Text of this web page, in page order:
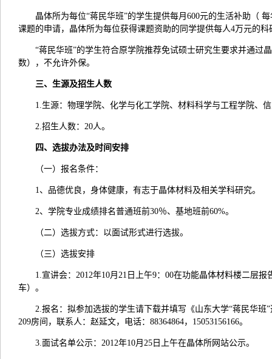
晶体所为每位“蒋民华班”的学生提供每月600元的生活补助（
课题的申请，晶体所为每位获得课题资助的同学提供每人4万元的
“蒋民华班”的学生符合原学院推荐免试硕士研究生要求并通过
数），不允许外保。
三、生源及招生人数
1.生源：物理学院、化学与化工学院、材料科学与工程学院、
2.招生人数：20人。
四、选拔办法及时间安排
（一）报名条件：
1、品德优良，身体健康，有志于晶体材料及相关学科研究。
2、学院专业成绩排名普通班前30％、基地班前60%。
（二）选拔方式：以面试形式进行选拔。
（三）选拔安排
1.宣讲会：2012年10月21日上午9：00在功能晶体材料楼二层
车）。
2.报名：拟参加选拔的学生请下载并填写《山东大学“蒋民华
209房间，联系人：赵延文，电话：88364864，15053156166。
3.面试名单公示：2012年10月25日上午在晶体所网站公示。